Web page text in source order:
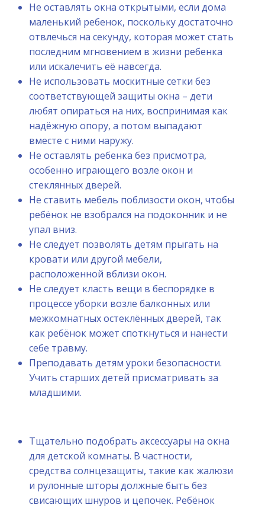
Не оставлять окна открытыми, если дома
маленький ребенок, поскольку достаточно
отвлечься на секунду, которая может стать
последним мгновением в жизни ребенка
или искалечить её навсегда.
Не использовать москитные сетки без
соответствующей защиты окна – дети
любят опираться на них, воспринимая как
надёжную опору, а потом выпадают
вместе с ними наружу.
Не оставлять ребенка без присмотра,
особенно играющего возле окон и
стеклянных дверей.
Не ставить мебель поблизости окон, чтобы
ребёнок не взобрался на подоконник и не
упал вниз.
Не следует позволять детям прыгать на
кровати или другой мебели,
расположенной вблизи окон.
Не следует класть вещи в беспорядке в
процессе уборки возле балконных или
межкомнатных остеклённых дверей, так
как ребёнок может споткнуться и нанести
себе травму.
Преподавать детям уроки безопасности.
Учить старших детей присматривать за
младшими.
Тщательно подобрать аксессуары на окна
для детской комнаты. В частности,
средства солнцезащиты, такие как жалюзи
и рулонные шторы должные быть без
свисающих шнуров и цепочек. Ребёнок